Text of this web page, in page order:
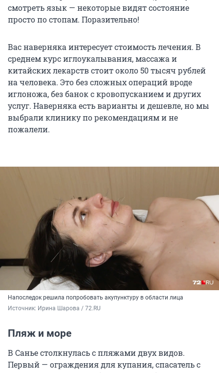
смотреть язык — некоторые видят состояние
просто по стопам. Поразительно!
Вас наверняка интересует стоимость лечения. В
среднем курс иглоукалывания, массажа и
китайских лекарств стоит около 50 тысяч рублей
на человека. Это без сложных операций вроде
иглоножа, без банок с кровопусканием и других
услуг. Наверняка есть варианты и дешевле, но мы
выбрали клинику по рекомендациям и не
пожалели.
Напоследок решила попробовать акупунктуру в области лица
Источник: Ирина Шарова / 72.RU
Пляж и море
В Санье столкнулась с пляжами двух видов.
Первый — ограждения для купания, спасатель с